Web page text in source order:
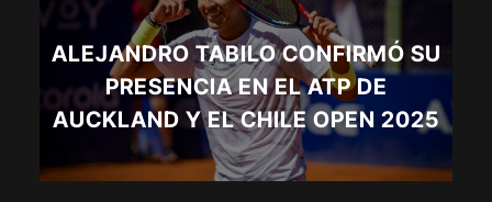
ALEJANDRO TABILO CONFIRMÓ SU
PRESENCIA EN EL ATP DE
AUCKLAND Y EL CHILE OPEN 2025